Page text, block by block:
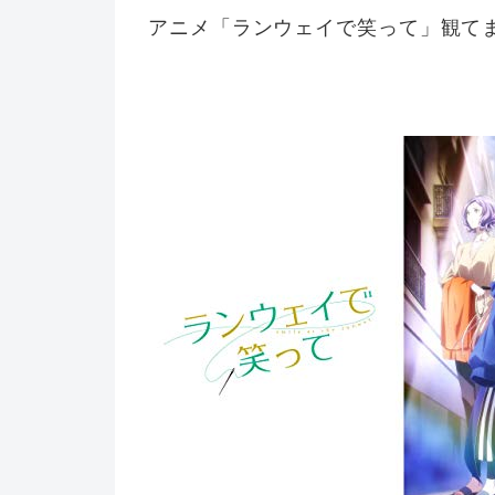
アニメ「ランウェイで笑って」観て